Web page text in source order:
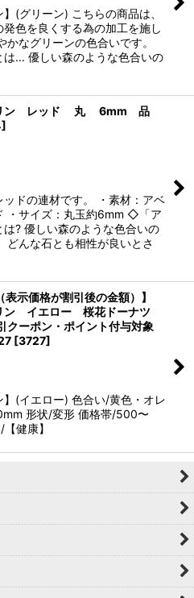
】(グリーン) こちらの商品は、
色を良くする為の加工を施し
かなグリーンの色合いです。
は... 優しい森のような色合いの
ン レッド 丸 6mm 品
]
ッドの連材です。 ・素材：アベ
・サイズ：丸玉約6mm ◇「ア
? 優しい森のような色合いの
どんな石とも相性が良いとさ
表示価格が割引後の金額）】
ン イエロー 桜花ドーナツ
ン・ポイント付与対象
[3727]
】(イエロー) 色合い/黄色・オレ
形状/変形 価格帯/500〜
健康】